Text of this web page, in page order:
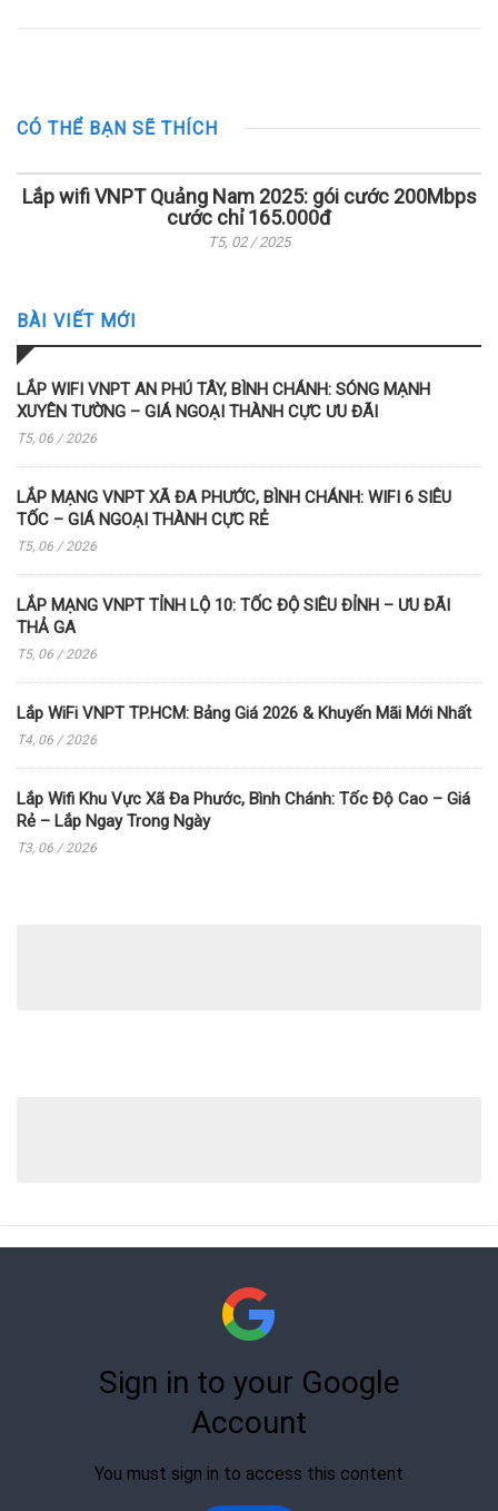
CÓ THỂ BẠN SẼ THÍCH
Lắp wifi VNPT Quảng Nam 2025: gói cước 200Mbps
cước chỉ 165.000đ
T5, 02 / 2025
BÀI VIẾT MỚI
LẮP WIFI VNPT AN PHÚ TÂY, BÌNH CHÁNH: SÓNG MẠNH
XUYÊN TƯỜNG – GIÁ NGOẠI THÀNH CỰC ƯU ĐÃI
T5, 06 / 2026
LẮP MẠNG VNPT XÃ ĐA PHƯỚC, BÌNH CHÁNH: WIFI 6 SIÊU
TỐC – GIÁ NGOẠI THÀNH CỰC RẺ
T5, 06 / 2026
LẮP MẠNG VNPT TỈNH LỘ 10: TỐC ĐỘ SIÊU ĐỈNH – ƯU ĐÃI
THẢ GA
T5, 06 / 2026
Lắp WiFi VNPT TP.HCM: Bảng Giá 2026 & Khuyến Mãi Mới Nhất
T4, 06 / 2026
Lắp Wifi Khu Vực Xã Đa Phước, Bình Chánh: Tốc Độ Cao – Giá
Rẻ – Lắp Ngay Trong Ngày
T3, 06 / 2026